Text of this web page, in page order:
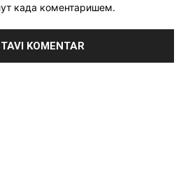
када коментаришем.